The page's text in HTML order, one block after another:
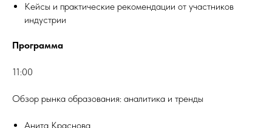
Кейсы и практические рекомендации от участников
индустрии
Программа
11:00
Обзор рынка образования: аналитика и тренды
Анита Краснова